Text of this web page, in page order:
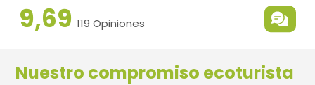
9,69 119 Opiniones
Nuestro compromiso ecoturista